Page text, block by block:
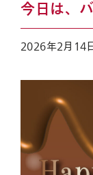
今日は、
2026年2月14日